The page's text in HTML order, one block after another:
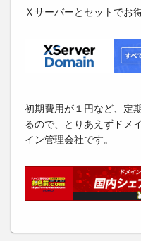
Ｘサーバーとセットでお
初期費用が１円など、定
るので、とりあえずドメ
イン管理会社です。